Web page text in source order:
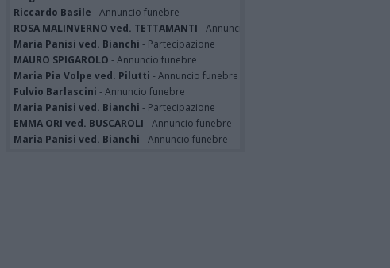
Riccardo Basile - Annuncio funebre
ROSA MALINVERNO ved. TETTAMANTI - Annuncio funebre
Maria Panisi ved. Bianchi - Partecipazione
MAURO SPIGAROLO - Annuncio funebre
Maria Pia Volpe ved. Pilutti - Annuncio funebre
Fulvio Barlascini - Annuncio funebre
Maria Panisi ved. Bianchi - Partecipazione
EMMA ORI ved. BUSCAROLI - Annuncio funebre
Maria Panisi ved. Bianchi - Annuncio funebre